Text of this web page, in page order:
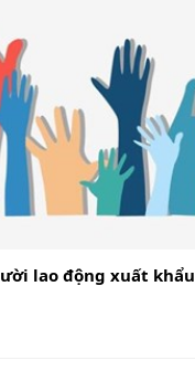
lao động xuất khẩu